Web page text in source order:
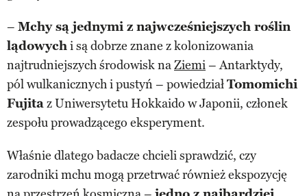
– Mchy są jednymi z najwcześniejszych roślin
lądowychi są dobrze znane z kolonizowania
najtrudniejszych środowisk naZiemi– Antarktydy,
pól wulkanicznych i pustyń – powiedziałTomomichi
Fujitaz Uniwersytetu Hokkaido w Japonii, członek
zespołu prowadzącego eksperyment.
Właśnie dlatego badacze chcieli sprawdzić, czy
zarodniki mchu mogą przetrwać również ekspozycję